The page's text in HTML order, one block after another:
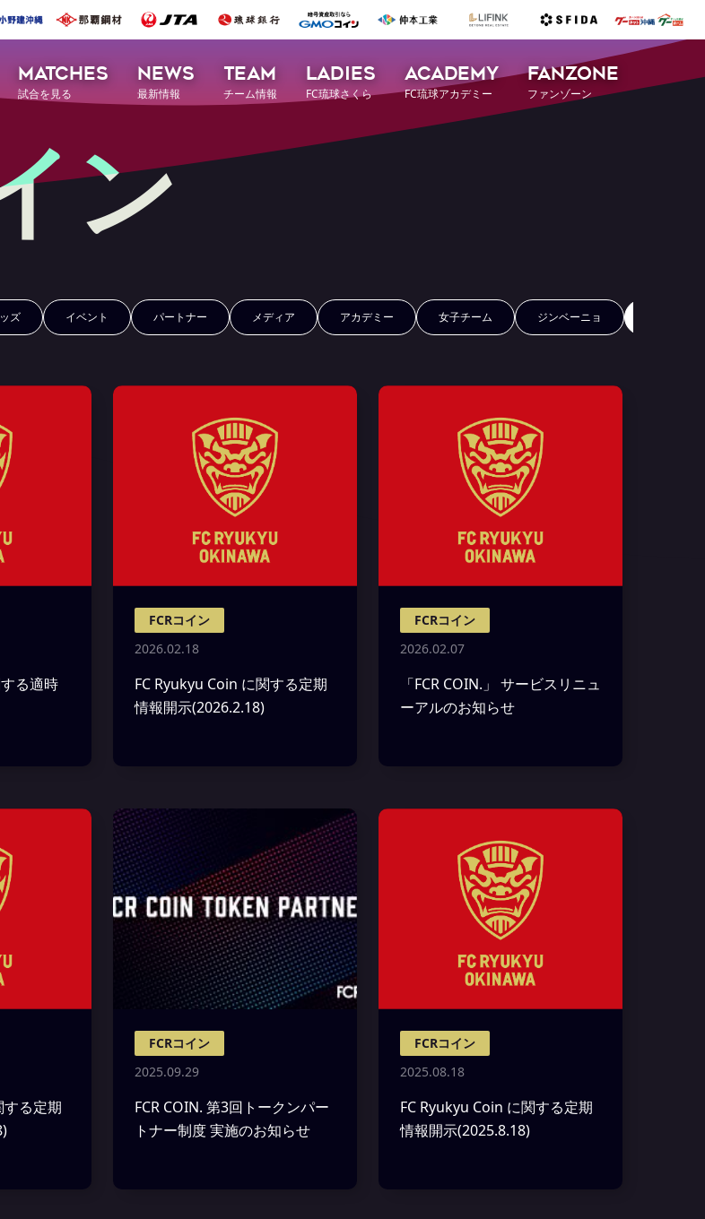
MATCHES
試合を見る
NEWS
最新情報
TEAM
チーム情報
LADIES
FC琉球さくら
ACADEMY
FC琉球アカデミー
FANZONE
ファンゾーン
ン
ズ イベント パートナー メディア アカデミー 女子チーム ジンベーニョ
る適時
FCRコイン
2026.02.18
FC Ryukyu Coin に関する定期
情報開示(2026.2.18)
FCRコイン
2026.02.07
「FCR COIN.」 サービスリニュ
ーアルのお知らせ
する定期
FCRコイン
2025.09.29
FCR COIN. 第3回トークンパー
トナー制度 実施のお知らせ
FCRコイン
2025.08.18
FC Ryukyu Coin に関する定期
情報開示(2025.8.18)